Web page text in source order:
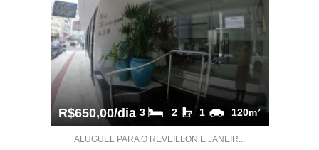
R$650,00/dia 120m²
1
2
3
ALUGUEL PARA O REVEILLON E JANEIR...